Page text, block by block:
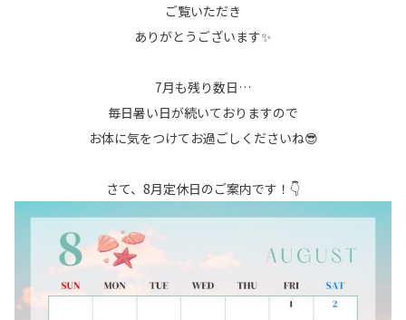
ご覧いただき
ありがとうございます✨
7月も残り数日…
毎日暑い日が続いておりますので
お体に気をつけてお過ごしくださいね😎
さて、8月定休日のご案内です！👇